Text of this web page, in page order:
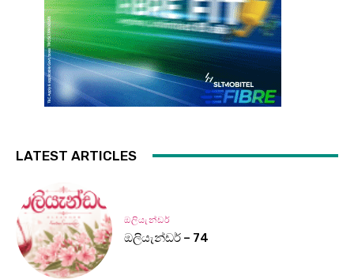
LATEST ARTICLES
ඔලියැන්ඩර්
ඔලියැන්ඩර් – 74